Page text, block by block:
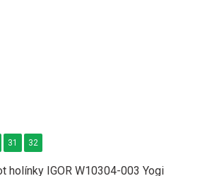
holínky IGOR W10304-003 Yogi
31 32